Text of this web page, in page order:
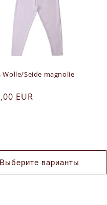
Wolle/Seide magnolie
EUR
Выберите варианты